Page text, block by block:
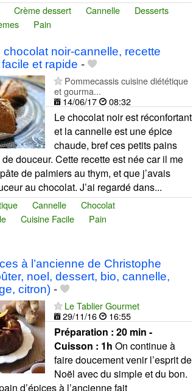
Crème dessert Cannelle
Desserts
Pain
chocolat noir-cannelle, recette
et rapide -
Pommecassis cuisine diététique
et gourma...
14/06/17
08:32
Le chocolat noir est réconfortant
et la cannelle est une épice
chaude, bref ces petits pains
douceur. Cette recette est née car il me
de palmiers au thym, et que j’avais
au chocolat. J’ai regardé dans...
Cannelle
Chocolat
Cuisine Facile Pain
à l’ancienne de Christophe
noel, dessert, bio, cannelle,
citron)-
Le Tablier Gourmet
29/11/16
16:55
Préparation : 20 min -
Cuisson : 1h On continue à
faire doucement venir l’esprit de
Noël avec du simple et du bon.
d’épices à l’ancienne fait